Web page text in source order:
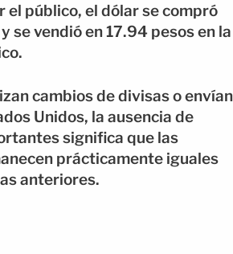
el público, el dólar se compró
se vendió en 17.94 pesos en la
cambios de divisas o envían
Unidos, la ausencia de
significa que las
prácticamente iguales
anteriores.